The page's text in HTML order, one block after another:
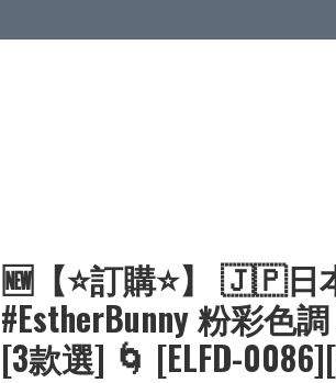
🆕【⭐訂購⭐】 🇯🇵日
#EstherBunny 粉彩色
[3款選] 🌀 [ELFD-